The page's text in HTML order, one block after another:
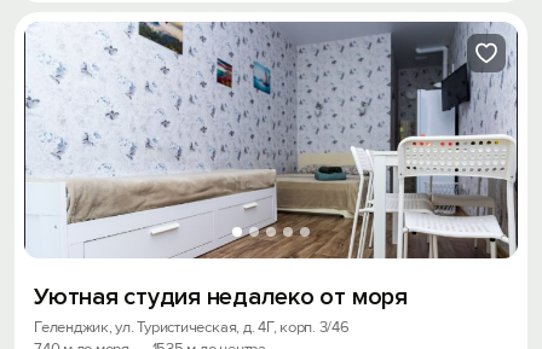
Уютная студия недалеко от моря
Геленджик, ул. Туристическая, д. 4Г, корп. 3/46